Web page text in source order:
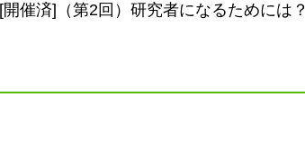
[開催済]（第2回）研究者になるためには？